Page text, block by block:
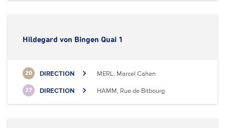
Hildegard von Bingen Quai 1
20 DIRECTION MERL, Marcel Cahen
27 DIRECTION HAMM, Rue de Bitbourg